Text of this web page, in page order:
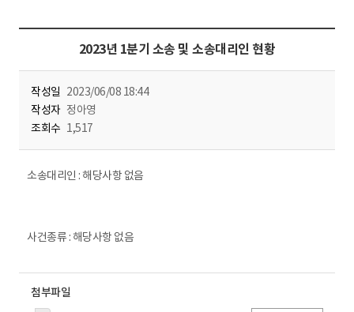
2023년 1분기 소송 및 소송대리인 현황
작성일 2023/06/08 18:44
작성자 정아영
조회수 1,517
소송대리인 : 해당사항 없음
사건종류 : 해당사항 없음
첨부파일